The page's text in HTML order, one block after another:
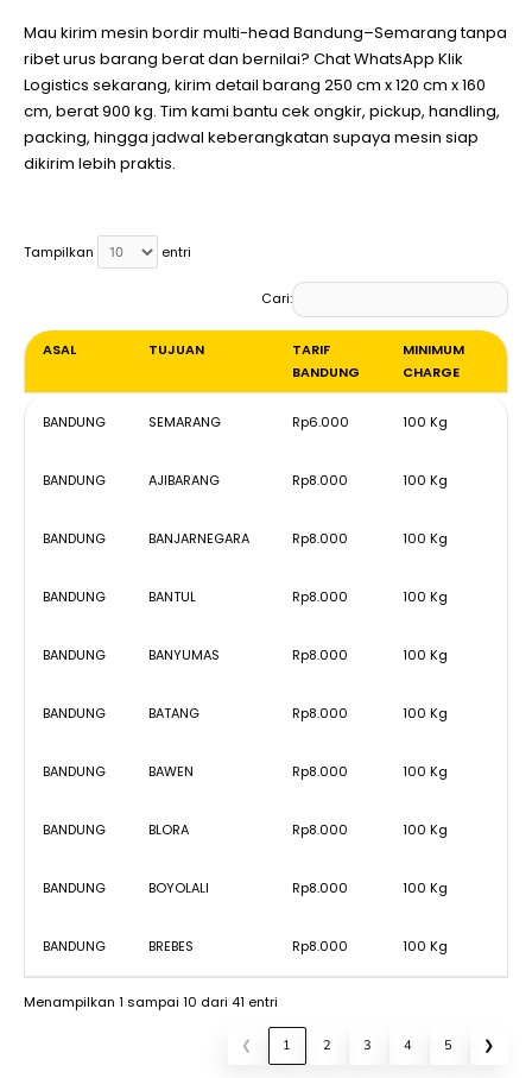
Mau kirim mesin bordir multi-head Bandung–Semarang tanpa
ribet urus barang berat dan bernilai? Chat WhatsApp Klik
Logistics sekarang, kirim detail barang 250 cm x 120 cm x 160
cm, berat 900 kg. Tim kami bantu cek ongkir, pickup, handling,
packing, hingga jadwal keberangkatan supaya mesin siap
dikirim lebih praktis.
Tampilkan entri
Cari:
ASAL TUJUAN
TARIF
BANDUNG
MINIMUM
CHARGE
BANDUNG
CHARGE
BANDUNG SEMARANG Rp6.000 100 Kg
BANDUNG AJIBARANG Rp8.000 100 Kg
BANDUNG BANJARNEGARA Rp8.000 100 Kg
BANDUNG BANTUL Rp8.000 100 Kg
BANDUNG BANYUMAS Rp8.000 100 Kg
BANDUNG BATANG Rp8.000 100 Kg
BANDUNG BAWEN Rp8.000 100 Kg
BANDUNG BLORA Rp8.000 100 Kg
BANDUNG BOYOLALI Rp8.000 100 Kg
BANDUNG BREBES Rp8.000 100 Kg
Menampilkan 1 sampai 10 dari 41 entri
❮ 1 2 3 4 5 ❯